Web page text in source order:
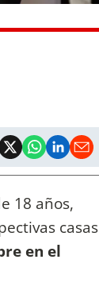
18 años,
casas
en el